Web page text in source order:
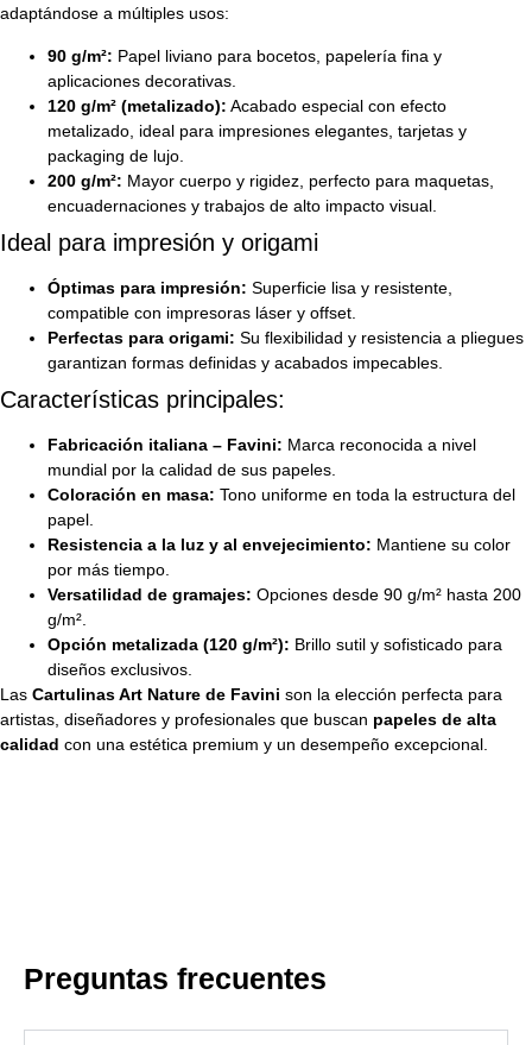
adaptándose a múltiples usos:
90 g/m²: Papel liviano para bocetos, papelería fina y
aplicaciones decorativas.
120 g/m² (metalizado): Acabado especial con efecto
metalizado, ideal para impresiones elegantes, tarjetas y
packaging de lujo.
200 g/m²: Mayor cuerpo y rigidez, perfecto para maquetas,
encuadernaciones y trabajos de alto impacto visual.
Ideal para impresión y origami
Óptimas para impresión: Superficie lisa y resistente,
compatible con impresoras láser y offset.
Perfectas para origami: Su flexibilidad y resistencia a pliegues
garantizan formas definidas y acabados impecables.
Características principales:
Fabricación italiana – Favini: Marca reconocida a nivel
mundial por la calidad de sus papeles.
Coloración en masa: Tono uniforme en toda la estructura del
papel.
Resistencia a la luz y al envejecimiento: Mantiene su color
por más tiempo.
Versatilidad de gramajes: Opciones desde 90 g/m² hasta 200
g/m².
Opción metalizada (120 g/m²): Brillo sutil y sofisticado para
diseños exclusivos.
Las Cartulinas Art Nature de Favini son la elección perfecta para
artistas, diseñadores y profesionales que buscan papeles de alta
calidad con una estética premium y un desempeño excepcional.
Preguntas frecuentes